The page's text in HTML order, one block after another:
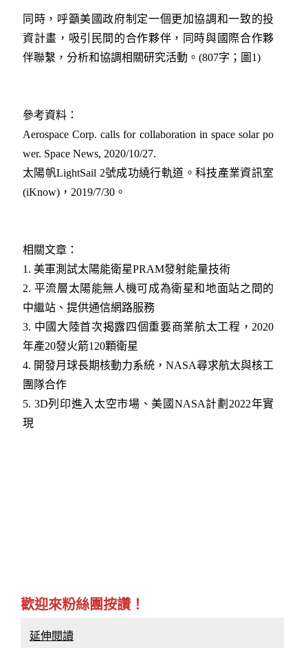
同時，呼籲美國政府制定一個更加協調和一致的投
資計畫，吸引民間的合作夥伴，同時與國際合作夥
伴聯繫，分析和協調相關研究活動。(807字；圖1)
參考資料：
Aerospace Corp. calls for collaboration in space solar po
wer. Space News, 2020/10/27.
太陽帆LightSail 2號成功繞行軌道。科技產業資訊室
(iKnow)，2019/7/30。
相關文章：
1. 美軍測試太陽能衛星PRAM發射能量技術
2. 平流層太陽能無人機可成為衛星和地面站之間的
中繼站、提供通信網路服務
3. 中國大陸首次揭露四個重要商業航太工程，2020
年產20發火箭120顆衛星
4. 開發月球長期核動力系統，NASA尋求航太與核工
團隊合作
5. 3D列印進入太空市場、美國NASA計劃2022年實
現
歡迎來粉絲團按讚！
延伸閱讀